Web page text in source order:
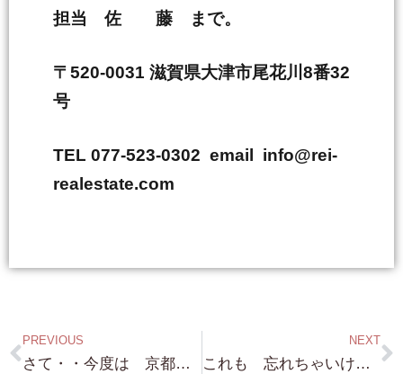
担当 佐 藤 まで。
〒520-0031 滋賀県大津市尾花川8番32
号
TEL 077-523-0302 email info@rei-
realestate.com
PREVIOUS
さて・・今度は 京都の歴史的な文化財の 売却依頼を頂きました。 金額15億円 勿論 水面下での売却依頼です！
NEXT
これも 忘れちゃいけませんよ！琵琶湖浜付き（桟橋設置可能・条件付き）約486坪 大津市大物 こんな物件 夏になったら絶対にありません（笑）